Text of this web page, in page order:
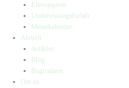
Elevopgaver
Undervisningsforløb
Messekalender
Aktuelt
Artikler
Blog
Bogtrailere
Om os